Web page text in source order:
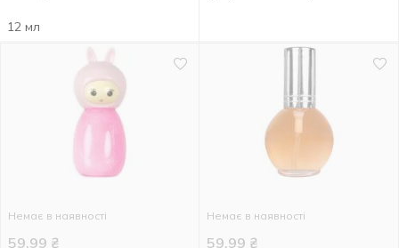
12 мл
Немає в наявності
59.99 ₴
Немає в наявності
59.99 ₴